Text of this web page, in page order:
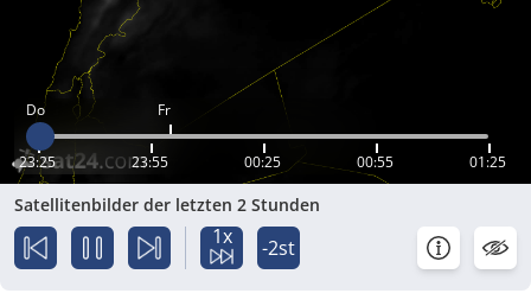
Do Fr
23:25 23:55 00:25 00:55 01:25
Satellitenbilder der letzten 2 Stunden
1x -2st